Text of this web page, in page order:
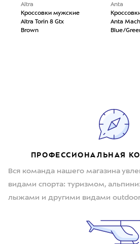
Altra
Кроссовки мужские
Altra Torin 8 Gtx
Brown
Anta
Anta
Blue/
ПРОФЕССИОНАЛЬНАЯ
Вся команда нашего магазина
видами спорта: туризмом,
лыжами и другими видами